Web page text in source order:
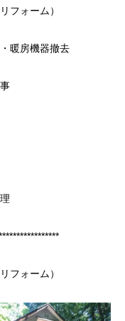
ォーム）
房機器撤去
ォーム）